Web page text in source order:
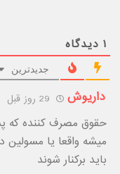
۱ دیدگاه
جدیدترین
داریوش
میشه واقعا یا
باید برکنار شوند